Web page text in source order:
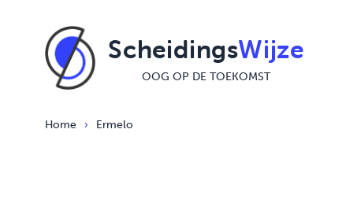
ScheidingsWijze
OOG OP DE TOEKOMST
Home › Ermelo